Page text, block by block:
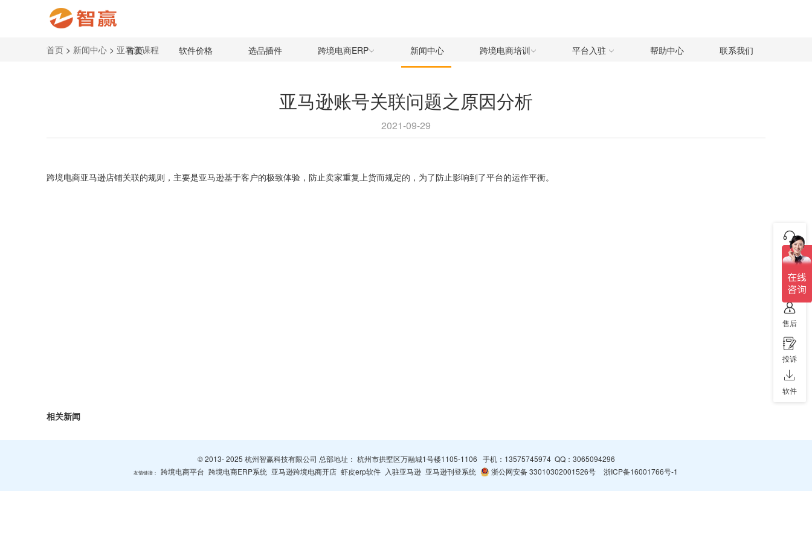
首页 软件价格 选品插件 跨境电商ERP 新闻中心 跨境电商培训 平台入驻 帮助中心 联系我们
首页 > 新闻中心 > 亚马逊课程
亚马逊账号关联问题之原因分析
2021-09-29
跨境电商亚马逊店铺关联的规则，主要是亚马逊基于客户的极致体验，防止卖家重复上货而规定的，为了防止影响到了平台的运作平衡。
相关新闻
© 2013- 2025 杭州智赢科技有限公司 总部地址： 杭州市拱墅区万融城1号楼1105-1106 手机： 13575745974QQ： 3065094296
友情链接： 跨境电商平台 跨境电商ERP系统 亚马逊跨境电商开店 虾皮erp软件 入驻亚马逊 亚马逊刊登系统 浙公网安备 33010302001526号 浙ICP备16001766号-1
咨询
售前
售后
投诉
软件